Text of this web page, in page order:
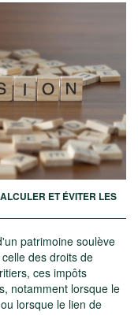
ET ÉVITER LES
patrimoine soulève
des droits de
ces impôts
notamment lorsque le
lorsque le lien de